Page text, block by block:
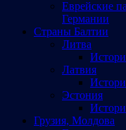
Еврейские
Германии
Страны Балтии
Литва
Латвия
Эстония
Грузия, Молдова